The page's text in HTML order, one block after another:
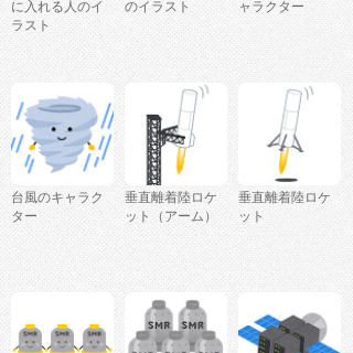
に入れる人のイ
ラスト
のイラスト
ャラクター
台風のキャラク
ター
垂直離着陸ロケ
ット（アーム）
垂直離着陸ロケ
ット